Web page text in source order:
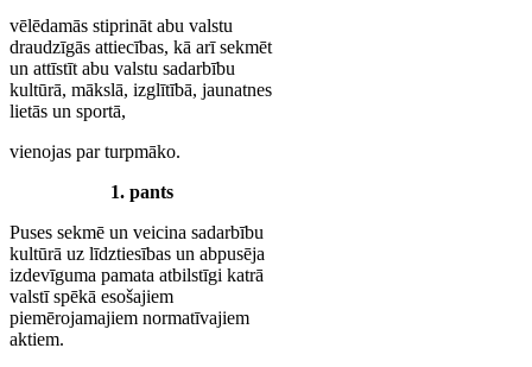
vēlēdamās stiprināt abu valstu
draudzīgās attiecības, kā arī sekmēt
un attīstīt abu valstu sadarbību
kultūrā, mākslā, izglītībā, jaunatnes
lietās un sportā,
vienojas par turpmāko.
1. pants
Puses sekmē un veicina sadarbību
kultūrā uz līdztiesības un abpusēja
izdevīguma pamata atbilstīgi katrā
valstī spēkā esošajiem
piemērojamajiem normatīvajiem
aktiem.